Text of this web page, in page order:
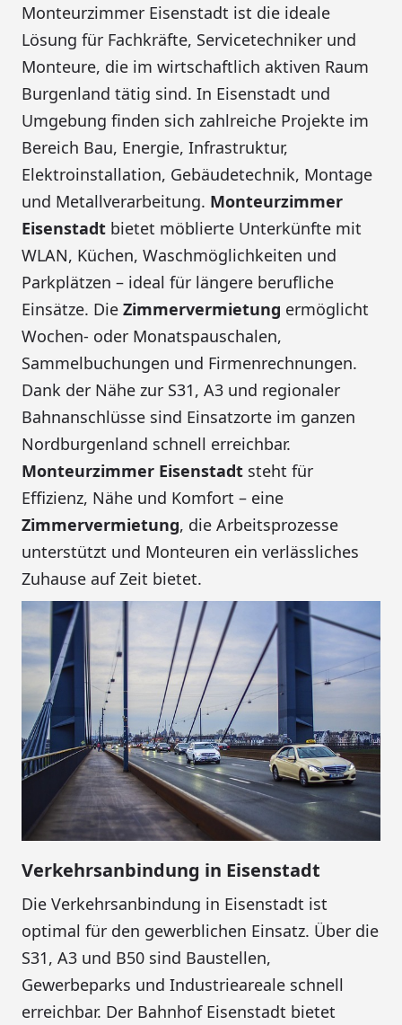
Monteurzimmer Eisenstadt ist die ideale
Lösung für Fachkräfte, Servicetechniker und
Monteure, die im wirtschaftlich aktiven Raum
Burgenland tätig sind. In Eisenstadt und
Umgebung finden sich zahlreiche Projekte im
Bereich Bau, Energie, Infrastruktur,
Elektroinstallation, Gebäudetechnik, Montage
und Metallverarbeitung. Monteurzimmer
Eisenstadt bietet möblierte Unterkünfte mit
WLAN, Küchen, Waschmöglichkeiten und
Parkplätzen – ideal für längere berufliche
Einsätze. Die Zimmervermietung ermöglicht
Wochen- oder Monatspauschalen,
Sammelbuchungen und Firmenrechnungen.
Dank der Nähe zur S31, A3 und regionaler
Bahnanschlüsse sind Einsatzorte im ganzen
Nordburgenland schnell erreichbar.
Monteurzimmer Eisenstadt steht für
Effizienz, Nähe und Komfort – eine
Zimmervermietung, die Arbeitsprozesse
unterstützt und Monteuren ein verlässliches
Zuhause auf Zeit bietet.
Verkehrsanbindung in Eisenstadt
Die Verkehrsanbindung in Eisenstadt ist
optimal für den gewerblichen Einsatz. Über die
S31, A3 und B50 sind Baustellen,
Gewerbeparks und Industrieareale schnell
erreichbar. Der Bahnhof Eisenstadt bietet